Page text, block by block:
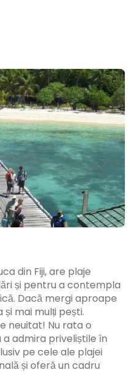
din Fiji, are plaje
și pentru a contempla
Dacă mergi aproape
mai mulți pești.
neuitat! Nu rata o
admira priveliștile în
pe cele ale plajei
și oferă un cadru